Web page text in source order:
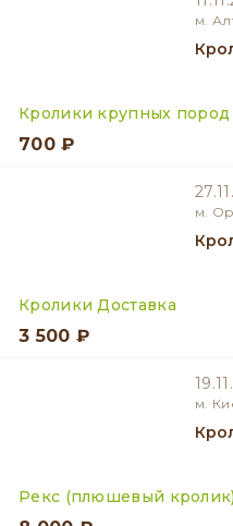
м.
Кролики крупных пород
700 ₽
м.
Кролики Доставка
3 500 ₽
м.
Рекс (плюшевый кролик)